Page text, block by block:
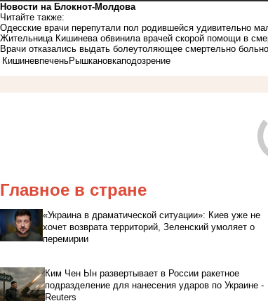
Новости на Блoкнoт-Молдова
Читайте также:
Одесские врачи перепутали пол родившейся удивительно
Жительница Кишинева обвинила врачей скорой помощи в
Врачи отказались выдать болеутоляющее смертельно
КишиневпеченьРышкановкаподозрение
Главное в стране
«Украина в драматической ситуации»: Киев уже не
хочет возврата территорий, Зеленский умоляет о
перемирии
Ким Чен Ын развертывает в России ракетное
подразделение для нанесения ударов по Украине -
Reuters